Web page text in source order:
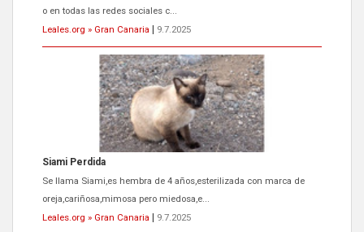
o en todas las redes sociales c...
Leales.org » Gran Canaria
9.7.2025
Siami Perdida
Se llama Siami,es hembra de 4 años,esterilizada con marca de
oreja,cariñosa,mimosa pero miedosa,e...
Leales.org » Gran Canaria
9.7.2025